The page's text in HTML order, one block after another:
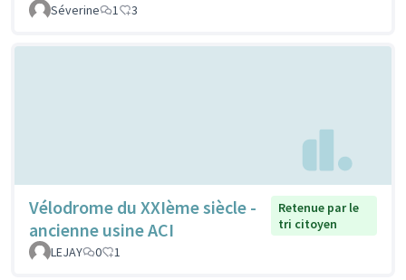
Séverine
1 3
Vélodrome du XXIème siècle -
ancienne usine ACI
Retenue par le
tri citoyen
LEJAY
0 1